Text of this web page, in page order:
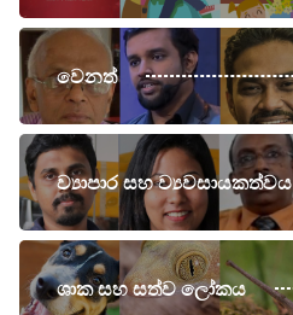
වෙනත්
ව්‍යාපාර සහ ව්‍යවසායකත්වය
ශාක සහ සත්ව ලෝකය